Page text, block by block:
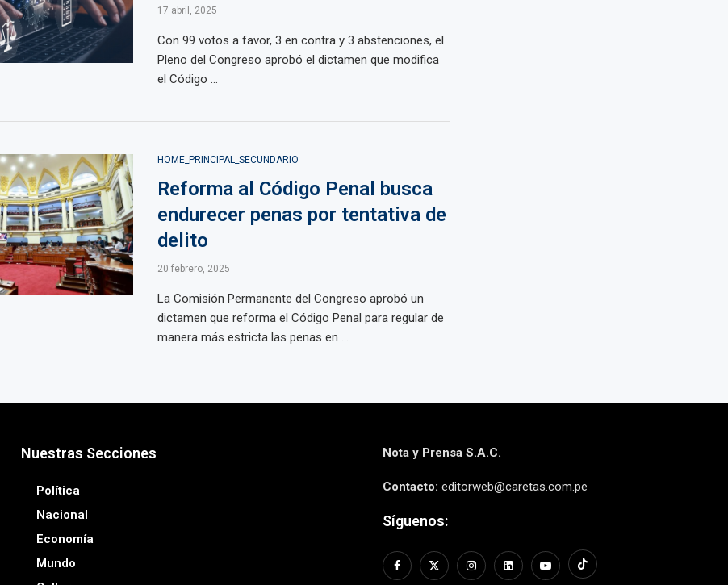
17 abril, 2025
Con 99 votos a favor, 3 en contra y 3 abstenciones, el
Pleno del Congreso aprobó el dictamen que modifica
el Código ...
HOME_PRINCIPAL_SECUNDARIO
Reforma al Código Penal busca
endurecer penas por tentativa de
delito
20 febrero, 2025
La Comisión Permanente del Congreso aprobó un
dictamen que reforma el Código Penal para regular de
manera más estricta las penas en ...
Nuestras Secciones
Política
Nacional
Economía
Mundo
Nota y Prensa S.A.C.
Contacto: editorweb@caretas.com.pe
Síguenos: